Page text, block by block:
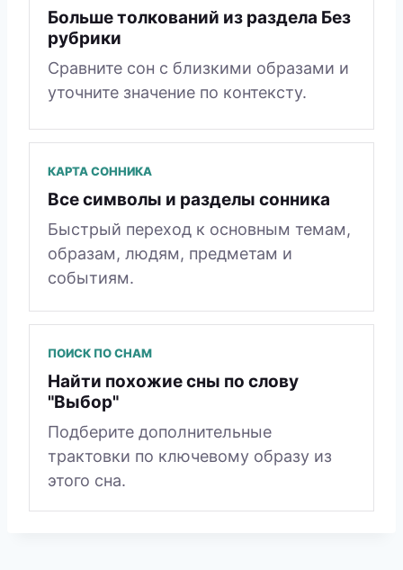
Больше толкований из раздела Без
рубрики
Сравните сон с близкими образами и
уточните значение по контексту.
КАРТА СОННИКА
Все символы и разделы сонника
Быстрый переход к основным темам,
образам, людям, предметам и
событиям.
ПОИСК ПО СНАМ
Найти похожие сны по слову
"Выбор"
Подберите дополнительные
трактовки по ключевому образу из
этого сна.